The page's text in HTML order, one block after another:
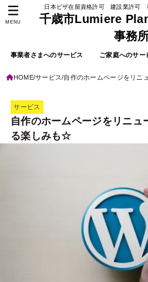
日本ビザ在留資格許可 建設業許
千歳市Lumiere
事務
事業者さまへのサービス ご家庭へのサー
MENU
HOME サービス 自作のホームページをリニ
サービス
自作のホームページをリニュ
る楽しみも☆